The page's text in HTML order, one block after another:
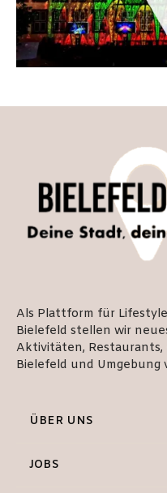
Als Plattform für
Bielefeld stellen wir
Aktivitäten, Restaurants,
Bielefeld und Umgebung
ÜBER UNS
JOBS